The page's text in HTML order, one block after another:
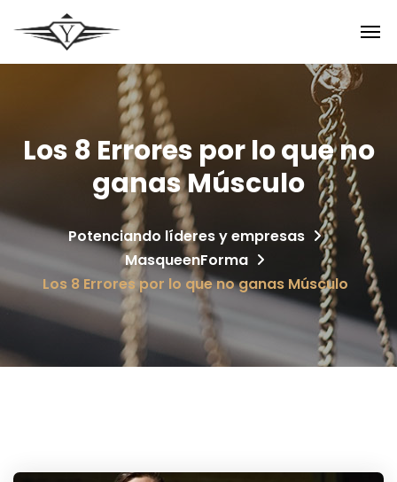
Los 8 Errores por lo que no
ganas Músculo
Potenciando líderes y empresas
MasqueenForma
Los 8 Errores por lo que no ganas Músculo